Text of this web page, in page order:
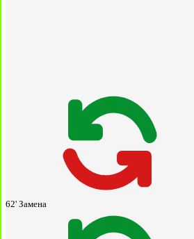
62' Замена